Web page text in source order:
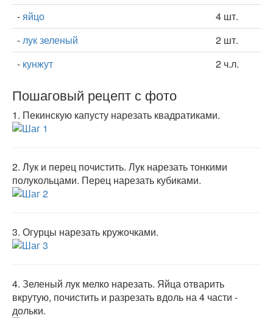
-яйцо
4 шт.
-лук зеленый
2 шт.
- кунжут 2 ч.л.
Пошаговый рецепт с фото
1. Пекинскую капусту нарезать квадратиками.
2. Лук и перец почистить. Лук нарезать тонкими
полукольцами. Перец нарезать кубиками.
3. Огурцы нарезать кружочками.
4. Зеленый лук мелко нарезать. Яйца отварить
вкрутую, почистить и разрезать вдоль на 4 части -
дольки.